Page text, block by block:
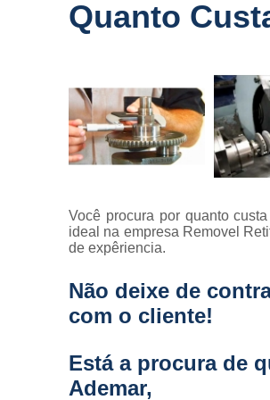
Quanto
Você procura por quanto
ideal na empresa Removel
de expêriencia.
Não deixe de
com o cliente!
Está a procura de
Ademar,